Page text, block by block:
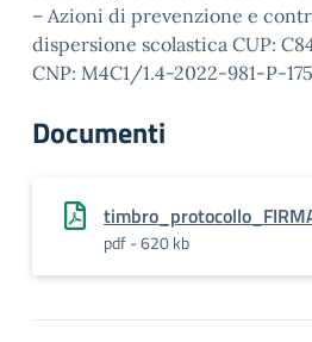
– Azioni di prevenzione e
dispersione scolastica CUP:
CNP: M4C1/1.4-2022-981-P-
Documenti
pdf - 620 kb